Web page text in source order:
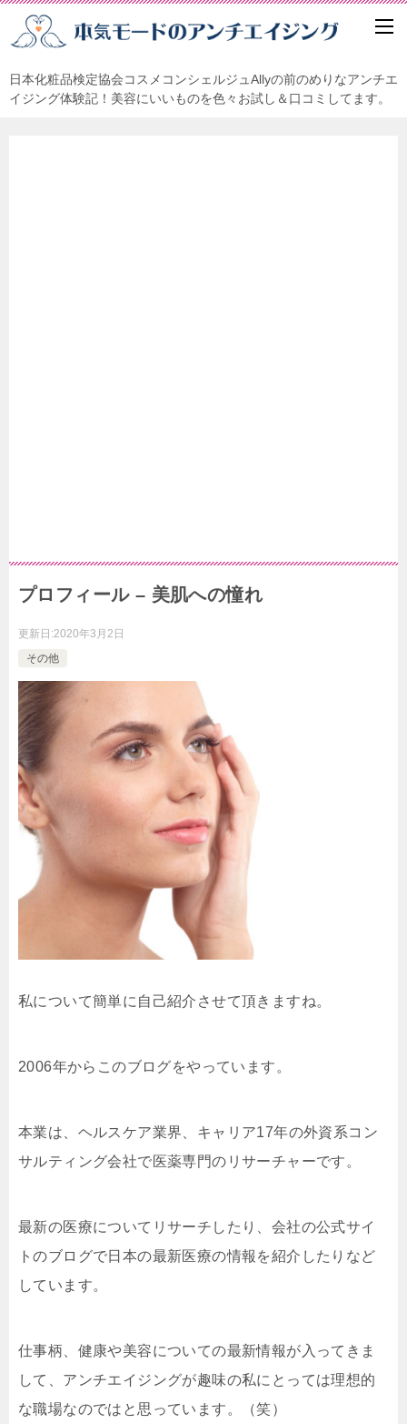
日本化粧品検定協会コスメコンシェルジュAllyの前のめりなアンチエ
イジング体験記！美容にいいものを色々お試し＆口コミしてます。
プロフィール – 美肌への憧れ
更新日:2020年3月2日
その他
私について簡単に自己紹介させて頂きますね。
2006年からこのブログをやっています。
本業は、ヘルスケア業界、キャリア17年の外資系コン
サルティング会社で医薬専門のリサーチャーです。
最新の医療についてリサーチしたり、会社の公式サイ
トのブログで日本の最新医療の情報を紹介したりなど
しています。
仕事柄、健康や美容についての最新情報が入ってきま
して、アンチエイジングが趣味の私にとっては理想的
な職場なのではと思っています。（笑）